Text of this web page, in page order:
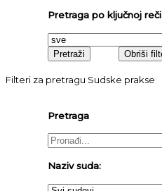
Pretraga po ključnoj reči
Filteri za pretragu Sudske prakse
Pretraga
Naziv suda: